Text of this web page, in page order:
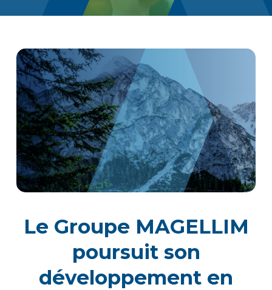
Le Groupe MAGELLIM
poursuit son
développement en